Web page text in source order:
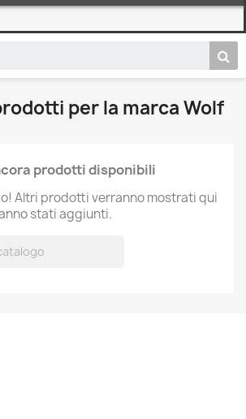
per la marca Wolf
prodotti disponibili
Altri prodotti verranno mostrati qui
stati aggiunti.